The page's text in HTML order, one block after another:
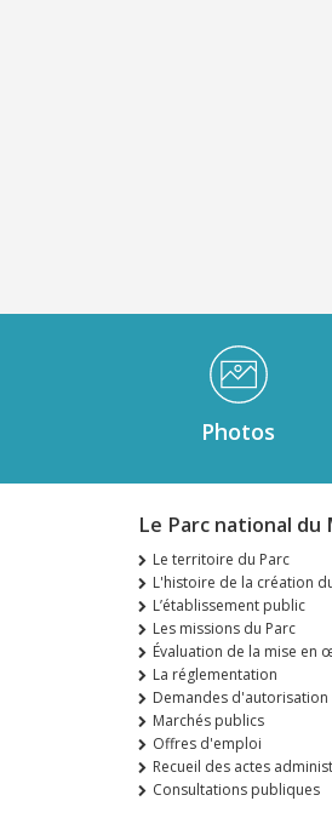
Médiathèque Footer
Photos
Le Parc national
Le territoire du Parc
L'histoire de la création
L’établissement public
Les missions du Parc
Évaluation de la mise en
La réglementation
Demandes d'autorisation
Marchés publics
Offres d'emploi
Recueil des actes
Consultations publiques